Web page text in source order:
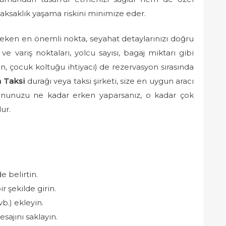
yaşama riskini minimize eder.
en önemli nokta, seyahat detaylarınızı doğru
varış noktaları, yolcu sayısı, bagaj miktarı gibi
çocuk koltuğu ihtiyacı) de rezervasyon sırasında
Taksi durağı veya taksi şirketi, size en uygun aracı
ne kadar erken yaparsanız, o kadar çok
belirtin.
şekilde girin.
ekleyin.
saklayın.